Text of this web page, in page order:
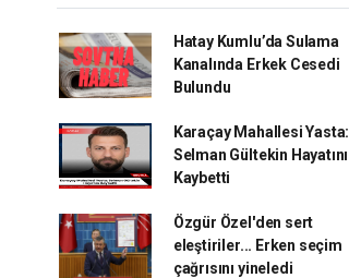
Hatay Kumlu’da Sulama
Kanalında Erkek Cesedi
Bulundu
Karaçay Mahallesi Yasta:
Selman Gültekin Hayatını
Kaybetti
Özgür Özel'den sert
eleştiriler... Erken seçim
çağrısını yineledi